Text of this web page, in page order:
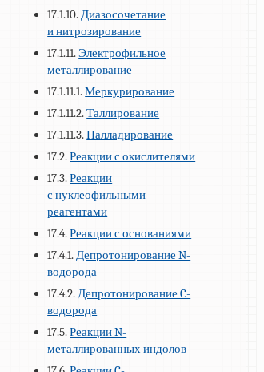
17.1.10.Диазосочетание
и нитрозирование
17.1.11.Электрофильное
металлирование
17.1.11.1.Меркурирование
17.1.11.2.Таллирование
17.1.11.3.Палладирование
17.2.Реакции с окислителями
17.3.Реакции
с нуклеофильными
реагентами
17.4.Реакции с основаниями
17.4.1.Депротонирование N-
водорода
17.4.2.Депротонирование C-
водорода
17.5.Реакции N-
металлированных индолов